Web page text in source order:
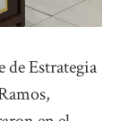
de Estrategia